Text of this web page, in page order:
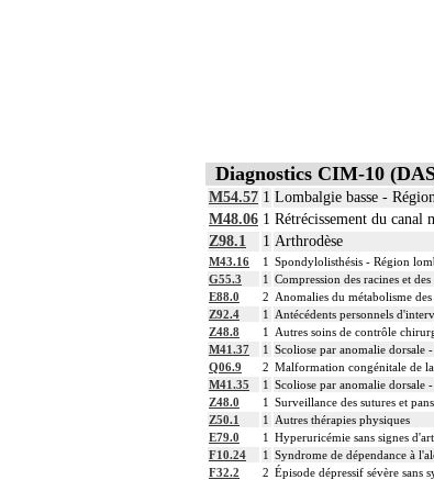
Diagnostics CIM-10
M54.57 1 Lombalgie basse -
M48.06 1 Rétrécissement du
Z98.1
1 Arthrodèse
M43.16 1 Spondylolisthésis - Région
G55.3
1 Compression des racines et
E88.0
2 Anomalies du métabolisme
Z92.4
1
Antécédents personnels
Z48.8
1
Autres soins de contrôle
M41.37
1 Scoliose par anomalie dorsale
Q06.9
2 Malformation congénitale de
M41.35
1 Scoliose par anomalie dorsale
Z48.0
1 Surveillance des sutures et
Z50.1
1
Autres thérapies physiques
E79.0
1 Hyperuricémie sans signes
F10.24
1 Syndrome de dépendance à
F32.2
2 Épisode dépressif sévère sans